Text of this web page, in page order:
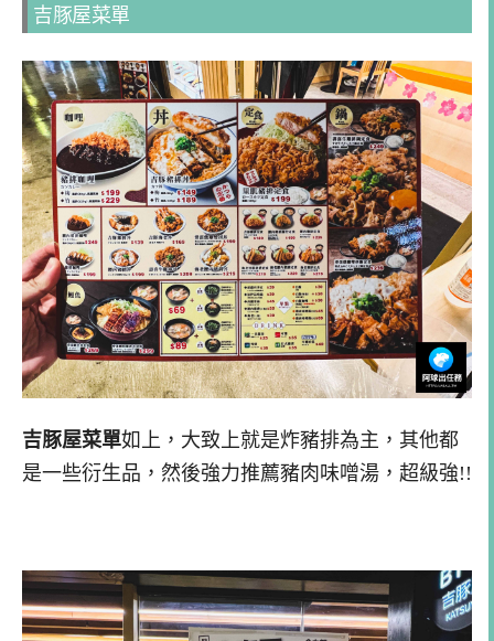
吉豚屋菜單
吉豚屋菜單如上，大致上就是炸豬排為主，其他都
是一些衍生品，然後強力推薦豬肉味噌湯，超級強!!